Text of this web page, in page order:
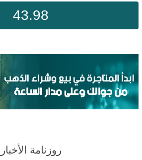
43.98
روزنامة الأخبار